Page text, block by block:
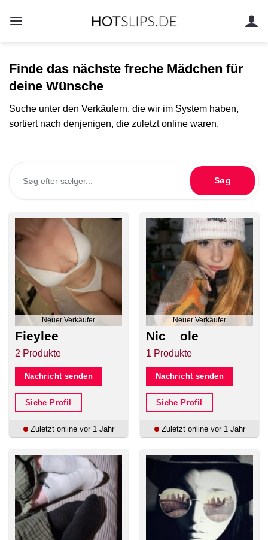
Inhalt
Finde das nächste freche Mädchen für
deine Wünsche
Suche unter den Verkäufern, die wir im System haben,
sortiert nach denjenigen, die zuletzt online waren.
Søg
Neuer Verkäufer
Fieylee
2 Produkte
Nachricht senden
Siehe Profil
Zuletzt online vor 1 Jahr
Neuer Verkäufer
Nic__ole
1 Produkte
Nachricht senden
Siehe Profil
Zuletzt online vor 1 Jahr